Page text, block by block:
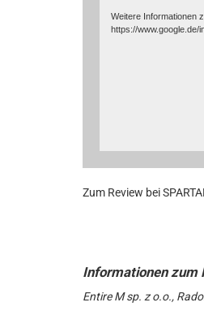
Weitere Informationen
https://www.google.de/
Zum Review bei
Entire M sp. z o.o.,